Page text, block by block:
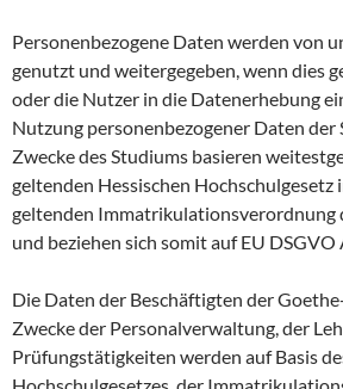
Personenbezogene Daten werden von
genutzt und weitergegeben, wenn dies
oder die Nutzer in die Datenerhebung
Nutzung personenbezogener Daten der
Zwecke des Studiums basieren
geltenden Hessischen
geltenden Immatrikulationsverordnung
und beziehen sich somit auf EU
Die Daten der Beschäftigten der
Zwecke der Personalverwaltung, der
Prüfungstätigkeiten werden auf Basis